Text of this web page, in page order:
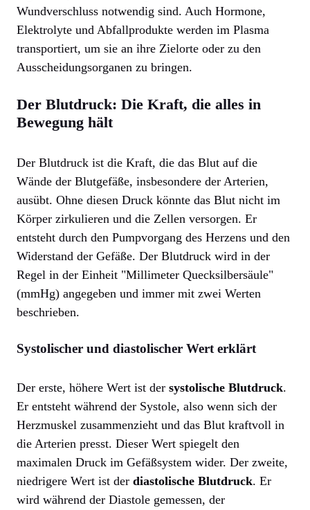
Wundverschluss notwendig sind. Auch Hormone,
Elektrolyte und Abfallprodukte werden im Plasma
transportiert, um sie an ihre Zielorte oder zu den
Ausscheidungsorganen zu bringen.
Der Blutdruck: Die Kraft, die alles in
Bewegung hält
Der Blutdruck ist die Kraft, die das Blut auf die
Wände der Blutgefäße, insbesondere der Arterien,
ausübt. Ohne diesen Druck könnte das Blut nicht im
Körper zirkulieren und die Zellen versorgen. Er
entsteht durch den Pumpvorgang des Herzens und den
Widerstand der Gefäße. Der Blutdruck wird in der
Regel in der Einheit "Millimeter Quecksilbersäule"
(mmHg) angegeben und immer mit zwei Werten
beschrieben.
Systolischer und diastolischer Wert erklärt
Der erste, höhere Wert ist der systolische Blutdruck.
Er entsteht während der Systole, also wenn sich der
Herzmuskel zusammenzieht und das Blut kraftvoll in
die Arterien presst. Dieser Wert spiegelt den
maximalen Druck im Gefäßsystem wider. Der zweite,
niedrigere Wert ist der diastolische Blutdruck. Er
wird während der Diastole gemessen, der